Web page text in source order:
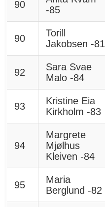
90
-85
90
Torill
Jakobsen -81
92
Sara Svae
Malo -84
93
Kristine Eia
Kirkholm -83
94
Margrete
Mjølhus
Kleiven -84
95
Maria
Berglund -82